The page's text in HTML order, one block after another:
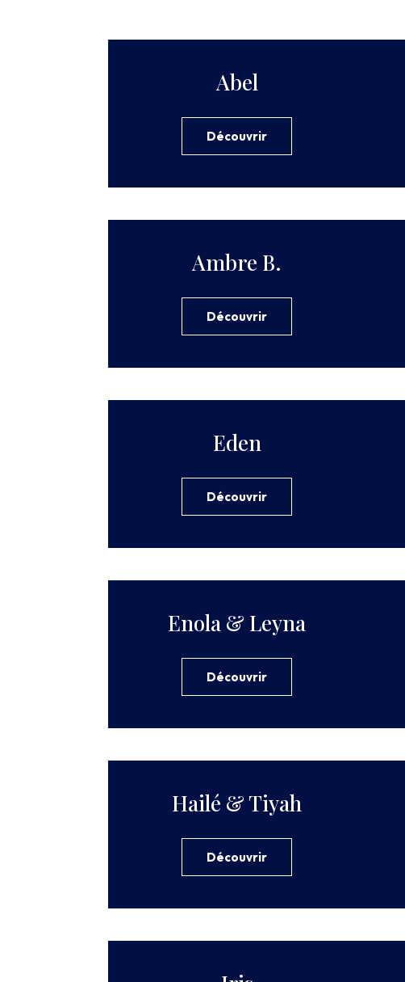
Abel
Découvrir
Ambre B.
Découvrir
Eden
Découvrir
Enola & Leyna
Découvrir
Hailé & Tiyah
Découvrir